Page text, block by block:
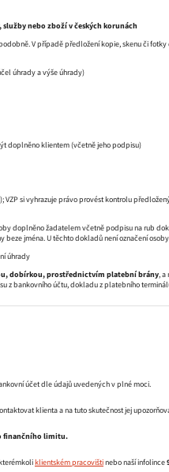
nebo zboží v českých korunách
V případě předložení kopie, skenu či
úhrady a výše úhrady)
doplněno klientem (včetně jeho podpisu)
si vyhrazuje právo provést kontrolu
doplněno žadatelem včetně podpisu na rub
jména. U těchto dokladů není označení
úhrady
dobírkou, prostřednictvím platební brány, a
z bankovního účtu, dokladu z platebního
účet dle údajů uvedených v plné moci.
klienta a na tuto skutečnost jej
finančního limitu.
klientském pracovištinebo naší infolince